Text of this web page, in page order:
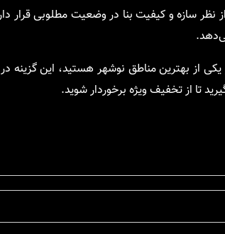
نظر سازه و کیفیت بنا در وضعیت مطلوبی قرار
از بهترین مناطق نوشهر هستید، این گزینه
تا از تخفیف ویژه برخوردار شوید.